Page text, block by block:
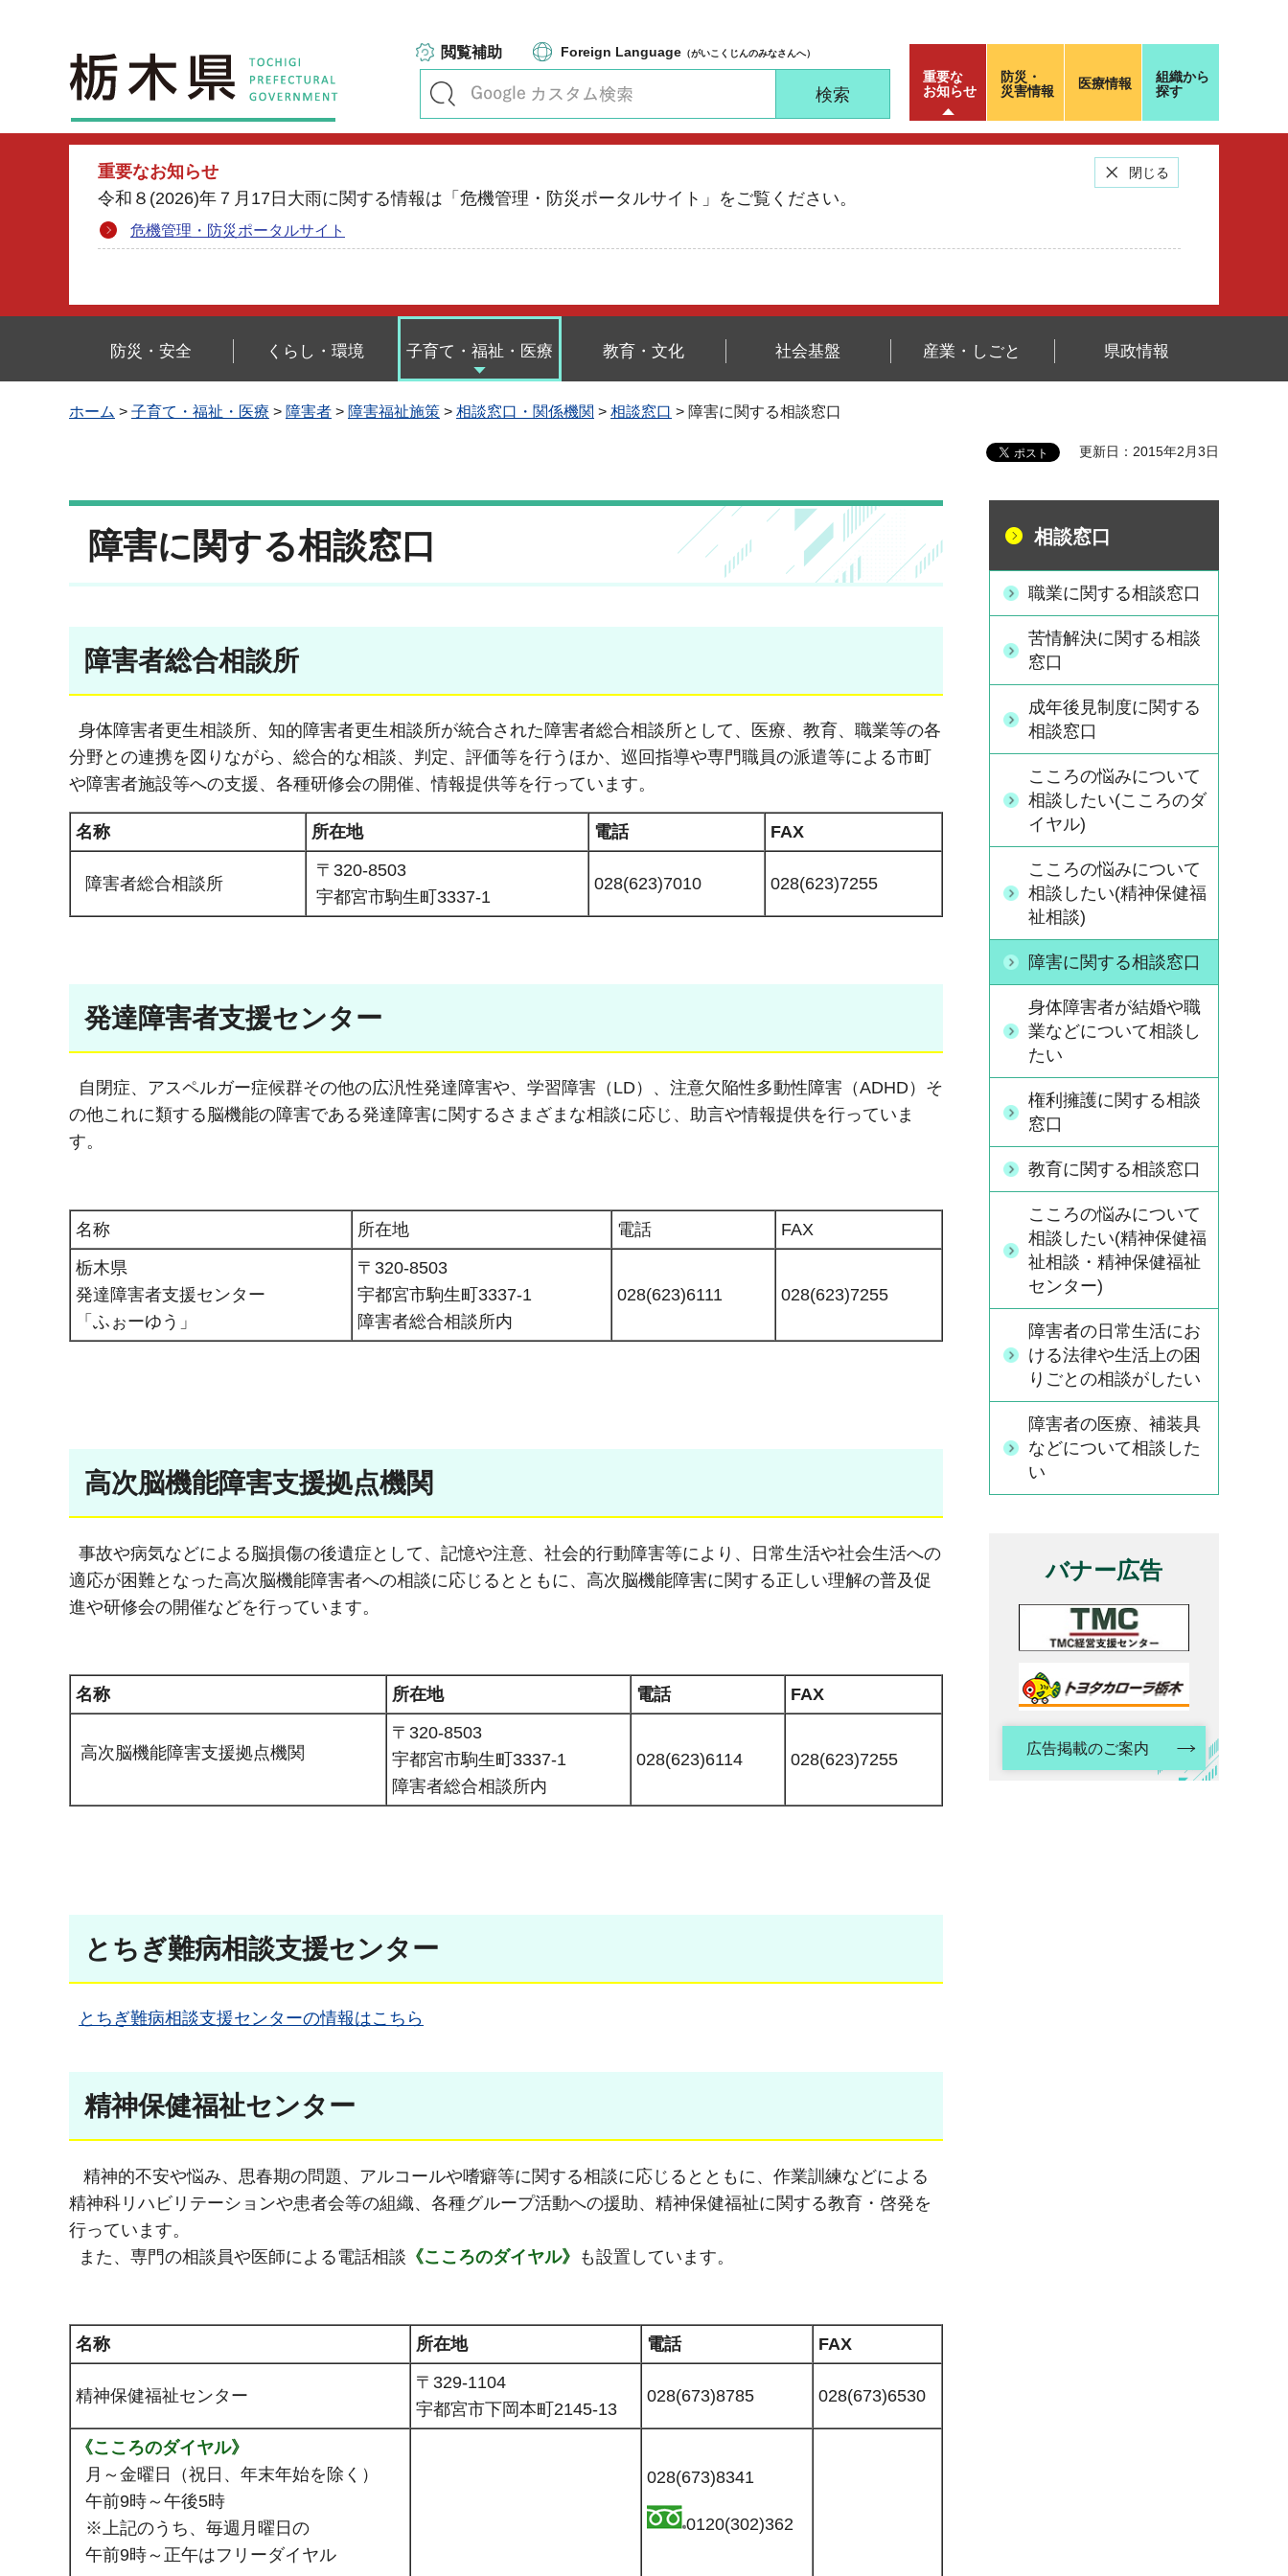
栃木県
閲覧補助 Foreign Language （がいこくじんのみなさんへ）
重要な
お知らせ
重要なお知らせ
令和８(2026)年７月17日大雨に関する情報は「危機管理・防災ポータルサイト」をご覧ください。
危機管理・防災ポータルサイト
閉じる
防災・
災害情報
医療情報
組織から
探す
防災・安全 くらし・環境 子育て・福祉・医療 教育・文化 社会基盤 産業・しごと 県政情報
ホーム > 子育て・福祉・医療 > 障害者 > 障害福祉施策 > 相談窓口・関係機関 > 相談窓口 > 障害に関する相談窓口
更新日：2015年2月3日
障害に関する相談窓口
障害者総合相談所
身体障害者更生相談所、知的障害者更生相談所が統合された障害者総合相談所として、医療、教育、職業等の各
分野との連携を図りながら、総合的な相談、判定、評価等を行うほか、巡回指導や専門職員の派遣等による市町
や障害者施設等への支援、各種研修会の開催、情報提供等を行っています。
名称 所在地 電話 FAX
障害者総合相談所
〒320-8503
宇都宮市駒生町3337-1
028(623)7010 028(623)7255
発達障害者支援センター
自閉症、アスペルガー症候群その他の広汎性発達障害や、学習障害（LD）、注意欠陥性多動性障害（ADHD）そ
の他これに類する脳機能の障害である発達障害に関するさまざまな相談に応じ、助言や情報提供を行っていま
す。
名称 所在地 電話
FAX
栃木県
発達障害者支援センター
「ふぉーゆう」
〒320-8503
宇都宮市駒生町3337-1
障害者総合相談所内
028(623)6111 028(623)7255
高次脳機能障害支援拠点機関
事故や病気などによる脳損傷の後遺症として、記憶や注意、社会的行動障害等により、日常生活や社会生活への
適応が困難となった高次脳機能障害者への相談に応じるとともに、高次脳機能障害に関する正しい理解の普及促
進や研修会の開催などを行っています。
名称 所在地 電話 FAX
高次脳機能障害支援拠点機関
〒320-8503
宇都宮市駒生町3337-1
障害者総合相談所内
028(623)6114 028(623)7255
とちぎ難病相談支援センター
とちぎ難病相談支援センターの情報はこちら
精神保健福祉センター
精神的不安や悩み、思春期の問題、アルコールや嗜癖等に関する相談に応じるとともに、作業訓練などによる
精神科リハビリテーションや患者会等の組織、各種グループ活動への援助、精神保健福祉に関する教育・啓発を
行っています。
また、専門の相談員や医師による電話相談 《こころのダイヤル》 も設置しています。
名称 所在地 電話 FAX
精神保健福祉センター
〒329-1104
宇都宮市下岡本町2145-13
028(673)8785 028(673)6530
《こころのダイヤル》
月～金曜日（祝日、年末年始を除く）
午前9時～午後5時
※上記のうち、毎週月曜日の
午前9時～正午はフリーダイヤル
028(673)8341
0120(302)362
相談窓口
職業に関する相談窓口
苦情解決に関する相談
窓口
成年後見制度に関する
相談窓口
こころの悩みについて
相談したい(こころのダ
イヤル)
こころの悩みについて
相談したい(精神保健福
祉相談)
障害に関する相談窓口
身体障害者が結婚や職
業などについて相談し
たい
権利擁護に関する相談
窓口
教育に関する相談窓口
こころの悩みについて
相談したい(精神保健福
祉相談・精神保健福祉
センター)
障害者の日常生活にお
ける法律や生活上の困
りごとの相談がしたい
障害者の医療、補装具
などについて相談した
い
バナー広告
広告掲載のご案内